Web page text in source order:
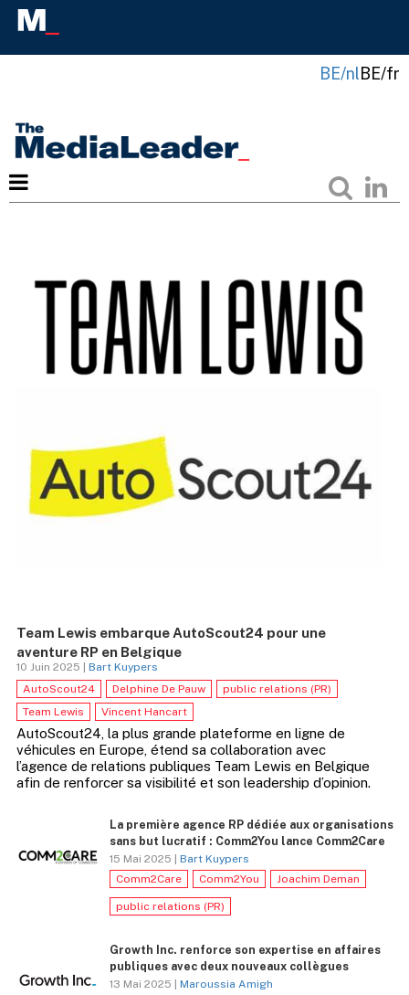
BE/nlBE/fr
Team Lewis embarque AutoScout24 pour une
aventure RP en Belgique
10 Juin 2025 | Bart Kuypers
AutoScout24
Delphine De Pauw
public relations (PR)
Team Lewis
Vincent Hancart
AutoScout24, la plus grande plateforme en ligne de
véhicules en Europe, étend sa collaboration avec
l’agence de relations publiques Team Lewis en Belgique
afin de renforcer sa visibilité et son leadership d’opinion.
La première agence RP dédiée aux organisations
sans but lucratif : Comm2You lance Comm2Care
15 Mai 2025 | Bart Kuypers
Comm2Care
Comm2You Joachim Deman
public relations (PR)
Growth Inc. renforce son expertise en affaires
publiques avec deux nouveaux collègues
13 Mai 2025 | Maroussia Amigh